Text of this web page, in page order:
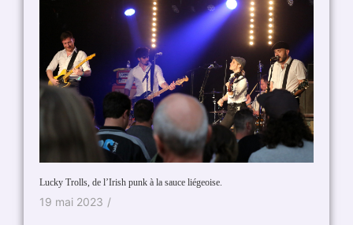
punk à la sauce liégeoise. Pitou